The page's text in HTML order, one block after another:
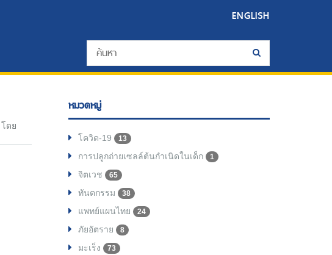
ENGLISH
โดย
หมวดหมู่
โควิด-19 13
การปลูกถ่ายเซลล์ต้นกำเนิดในเด็ก 1
จิตเวช 65
ทันตกรรม 38
แพทย์แผนไทย 24
ภัยอัตราย 8
มะเร็ง 73